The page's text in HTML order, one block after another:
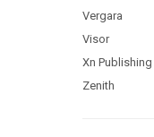
Vergara
Visor
Xn Publishing
Zenith